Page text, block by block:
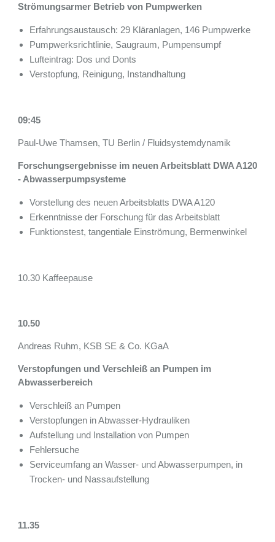
Strömungsarmer Betrieb von Pumpwerken
Erfahrungsaustausch: 29 Kläranlagen, 146 Pumpwerke
Pumpwerksrichtlinie, Saugraum, Pumpensumpf
Lufteintrag: Dos und Donts
Verstopfung, Reinigung, Instandhaltung
09:45
Paul-Uwe Thamsen, TU Berlin / Fluidsystemdynamik
Forschungsergebnisse im neuen Arbeitsblatt DWA A120
- Abwasserpumpsysteme
Vorstellung des neuen Arbeitsblatts DWA A120
Erkenntnisse der Forschung für das Arbeitsblatt
Funktionstest, tangentiale Einströmung, Bermenwinkel
10.30 Kaffeepause
10.50
Andreas Ruhm, KSB SE & Co. KGaA
Verstopfungen und Verschleiß an Pumpen im
Abwasserbereich
Verschleiß an Pumpen
Verstopfungen in Abwasser-Hydrauliken
Aufstellung und Installation von Pumpen
Fehlersuche
Serviceumfang an Wasser- und Abwasserpumpen, in
Trocken- und Nassaufstellung
11.35